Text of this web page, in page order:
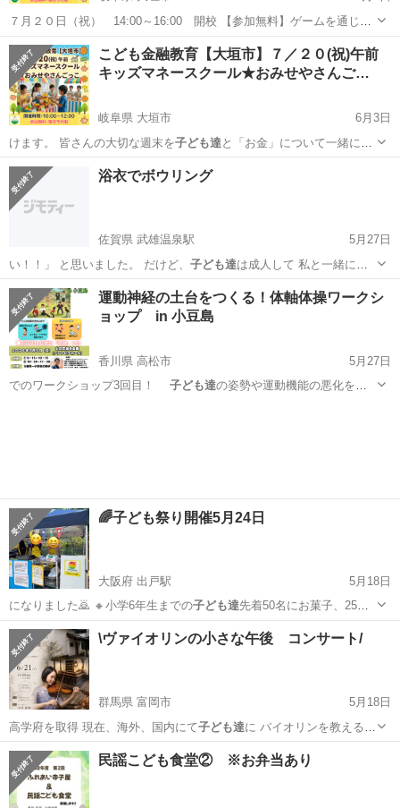
７月２０日（祝） 14:00～16:00 開校 【参加無料】ゲームを通じて
投資の基礎を親子で学ぶことが出来ます！ 🚀💰 子ども投資チャレン
ジ！開催のお知らせ 📈🍎 「投資」って難しそう？ いいえ、そんなこ
とはありま...
岐阜 大垣市 セミナー キッズマネースクール
こども金融教育【大垣市】７／２０(祝)午前
キッズマネースクール★おみせやさんご…
岐阜県 大垣市
6月3日
けます。 皆さんの大切な週末を子ども達と「お金」について一緒に学
んでみませ…
岐阜 大垣市 セミナー キッズマネースクール
浴衣でボウリング
佐賀県 武雄温泉駅
5月27日
い！！」 と思いました。 だけど、 子ども達は成人して 私と一緒に出
掛けようとし…
佐賀 武雄市 武雄温泉駅 パーティー ボウリング
運動神経の土台をつくる！体軸体操ワークシ
ョップ in 小豆島
香川県 高松市
5月27日
子ども達の姿勢や運動機能の悪化をよ
🌈子ども祭り開催5月24日
大阪府 出戸駅
5月18日
になりました🙇 🔸小学6年生までの子ども達先着50名にお菓子、25家
族様にレト…
大阪 大阪市 出戸駅 地域/お祭り 子ども食堂
\ヴァイオリンの小さな午後 コンサート/
群馬県 富岡市
5月18日
高学府を取得 現在、海外、国内にて子ども達に バイオリンを教えるか
たわら 演奏…
群馬 富岡市 コンサート/ショー ヴァイオリン
民謡こども食堂② ※お弁当あり